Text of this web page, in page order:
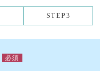
STEP3
必須